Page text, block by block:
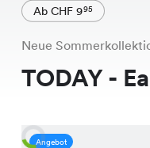
Ab CHF 995
Neue
TODAY -
Angebot